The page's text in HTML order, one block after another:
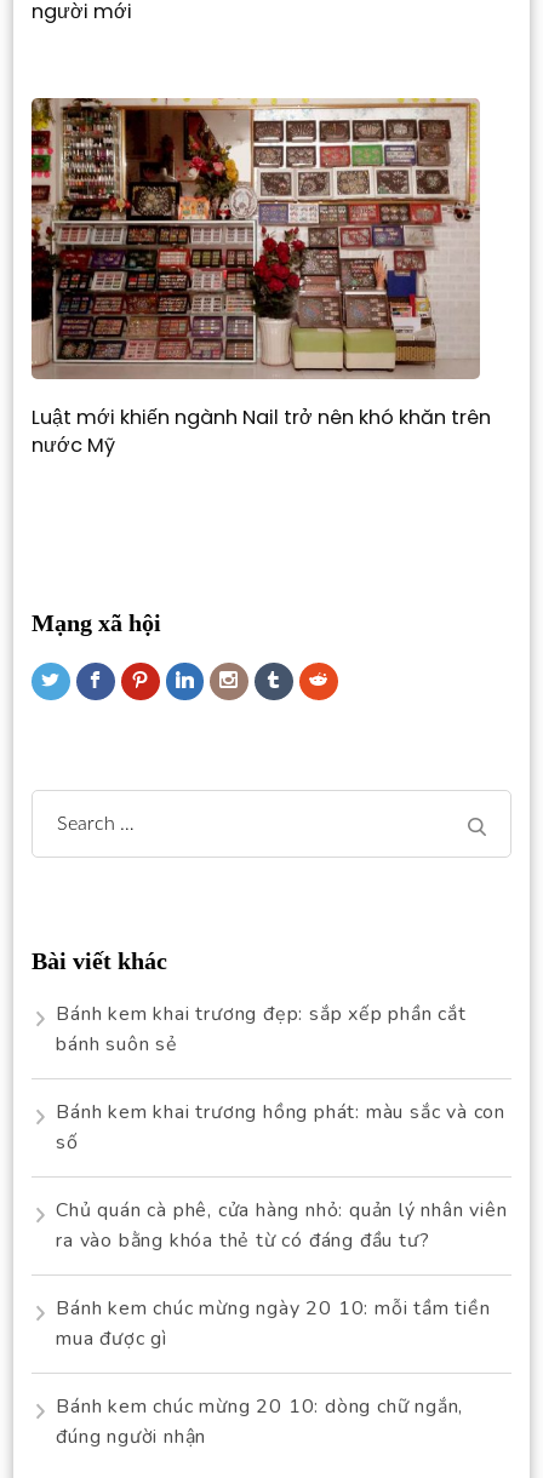
người mới
Luật mới khiến ngành Nail trở nên khó khăn trên
nước Mỹ
Mạng xã hội
Search
for:
Bài viết khác
Bánh kem khai trương đẹp: sắp xếp phần cắt
bánh suôn sẻ
Bánh kem khai trương hồng phát: màu sắc và con
số
Chủ quán cà phê, cửa hàng nhỏ: quản lý nhân viên
ra vào bằng khóa thẻ từ có đáng đầu tư?
Bánh kem chúc mừng ngày 20 10: mỗi tầm tiền
mua được gì
Bánh kem chúc mừng 20 10: dòng chữ ngắn,
đúng người nhận